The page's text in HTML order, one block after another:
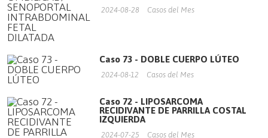
2024-08-28 Casos del Mes
Caso 73 - DOBLE CUERPO LÚTEO
2024-08-12 Casos del Mes
Caso 72 - LIPOSARCOMA
RECIDIVANTE DE PARRILLA COSTAL
IZQUIERDA
2024-07-25 Casos del Mes